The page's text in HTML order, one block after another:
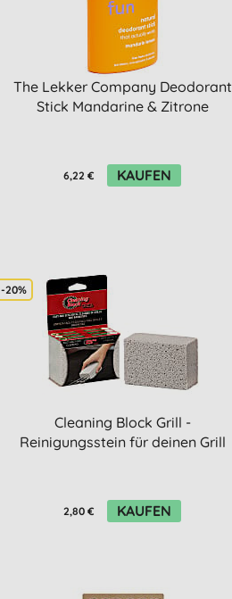
The Lekker Company Deodorant
Stick Mandarine & Zitrone
6,22 € KAUFEN
-20%
Cleaning Block Grill -
Reinigungsstein für deinen Grill
2,80 € KAUFEN